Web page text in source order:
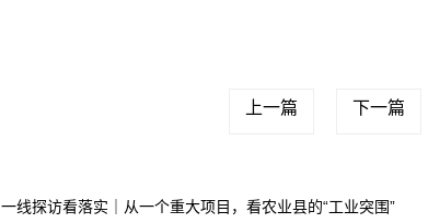
上一篇 下一篇
一线探访看落实｜从一个重大项目，看农业县的“工业突围”